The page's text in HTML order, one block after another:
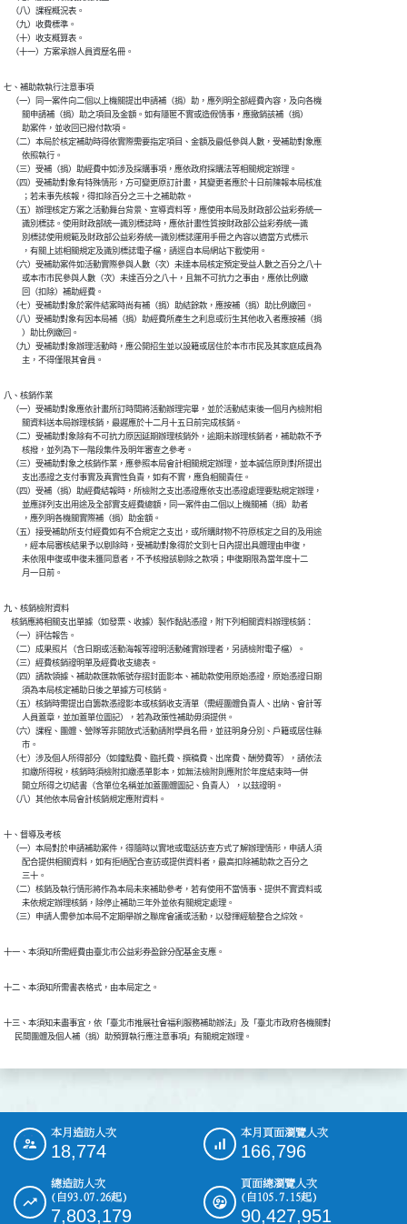
    （八）課程概況表。
    （九）收費標準。
    （十）收支概算表。
    （十一）方案承辦人員資歷名冊。
七、補助款執行注意事項
    （一）同一案件向二個以上機關提出申請補（捐）助，應列明全部經費內容，及向各機
          關申請補（捐）助之項目及金額。如有隱匿不實或造假情事，應撤銷該補（捐）
          助案件，並收回已撥付款項。
    （二）本局於核定補助時得依實際需要指定項目、金額及最低參與人數，受補助對象應
          依照執行。
    （三）受補（捐）助經費中如涉及採購事項，應依政府採購法等相關規定辦理。
    （四）受補助對象有特殊情形，方可變更原訂計畫，其變更者應於十日前陳報本局核准
          ；若未事先核報，得扣除百分之三十之補助款。
    （五）辦理核定方案之活動舞台背景、宣導資料等，應使用本局及財政部公益彩券統一
          識別標誌。使用財政部統一識別標誌時，應依計畫性質按財政部公益彩券統一識
          別標誌使用規範及財政部公益彩券統一識別標誌運用手冊之內容以適當方式標示
          ，有關上述相關規定及識別標誌電子檔，請逕自本局網站下載使用。
    （六）受補助案件如活動實際參與人數（次）未達本局核定預定受益人數之百分之八十
          或本市市民參與人數（次）未達百分之八十，且無不可抗力之事由，應依比例繳
          回（扣除）補助經費。
    （七）受補助對象於案件結案時尚有補（捐）助結餘款，應按補（捐）助比例繳回。
    （八）受補助對象有因本局補（捐）助經費所產生之利息或衍生其他收入者應按補（捐
          ）助比例繳回。
    （九）受補助對象辦理活動時，應公開招生並以設籍或居住於本市市民及其家庭成員為
          主，不得僅限其會員。
八、核銷作業
    （一）受補助對象應依計畫所訂時間將活動辦理完畢，並於活動結束後一個月內檢附相
          關資料送本局辦理核銷，最遲應於十二月十五日前完成核銷。
    （二）受補助對象除有不可抗力原因延期辦理核銷外，逾期未辦理核銷者，補助款不予
          核撥，並列為下一階段集件及明年審查之參考。
    （三）受補助對象之核銷作業，應參照本局會計相關規定辦理，並本誠信原則對所提出
          支出憑證之支付事實及真實性負責，如有不實，應負相關責任。
    （四）受補（捐）助經費結報時，所檢附之支出憑證應依支出憑證處理要點規定辦理，
          並應詳列支出用途及全部實支經費總額，同一案件由二個以上機關補（捐）助者
          ，應列明各機關實際補（捐）助金額。
    （五）接受補助所支付經費如有不合規定之支出，或所購財物不符原核定之目的及用途
          ，經本局審核結果予以剔除時，受補助對象得於文到七日內提出具體理由申復，
          未依限申復或申復未獲同意者，不予核撥該剔除之款項；申復期限為當年度十二
          月一日前。
九、核銷檢附資料
    核銷應將相關支出單據（如發票、收據）製作黏貼憑證，附下列相關資料辦理核銷：
    （一）評估報告。
    （二）成果照片（含日期或活動海報等證明活動確實辦理者，另請檢附電子檔）。
    （三）經費核銷證明單及經費收支總表。
    （四）請款領據、補助款匯款帳號存摺封面影本、補助款使用原始憑證，原始憑證日期
          須為本局核定補助日後之單據方可核銷。
    （五）核銷時需提出自籌款憑證影本或核銷收支清單（需經團體負責人、出納、會計等
          人員蓋章，並加蓋單位圖記），若為政策性補助毋須提供。
    （六）課程、團體、營隊等非開放式活動請附學員名冊，並註明身分別、戶籍或居住縣
          市。
    （七）涉及個人所得部分（如鐘點費、臨托費、撰稿費、出席費、酬勞費等），請依法
          扣繳所得稅，核銷時須檢附扣繳憑單影本，如無法檢附則應附於年度結束時一併
          開立所得之切結書（含單位名稱並加蓋團體圖記、負責人），以玆證明。
    （八）其他依本局會計核銷規定應附資料。
十、督導及考核
    （一）本局對於申請補助案件，得隨時以實地或電話訪查方式了解辦理情形，申請人須
          配合提供相關資料，如有拒絕配合查訪或提供資料者，最高扣除補助款之百分之
          三十。
    （二）核銷及執行情形將作為本局未來補助參考，若有使用不當情事、提供不實資料或
          未依規定辦理核銷，除停止補助三年外並依有關規定處理。
    （三）申請人需參加本局不定期舉辦之聯席會議或活動，以發揮經驗整合之綜效。
十一、本須知所需經費由臺北市公益彩券盈餘分配基金支應。
十二、本須知所需書表格式，由本局定之。
十三、本須知未盡事宜，依「臺北市推展社會福利服務補助辦法」及「臺北市政府各機關對
      民間團體及個人補（捐）助預算執行應注意事項」有關規定辦理。
::: 本月造訪人次
18,774
本月頁面瀏覽人次
166,796
總造訪人次
(自93.07.26起)
7,803,179
頁面總瀏覽人次
(自105.7.15起)
90,427,951